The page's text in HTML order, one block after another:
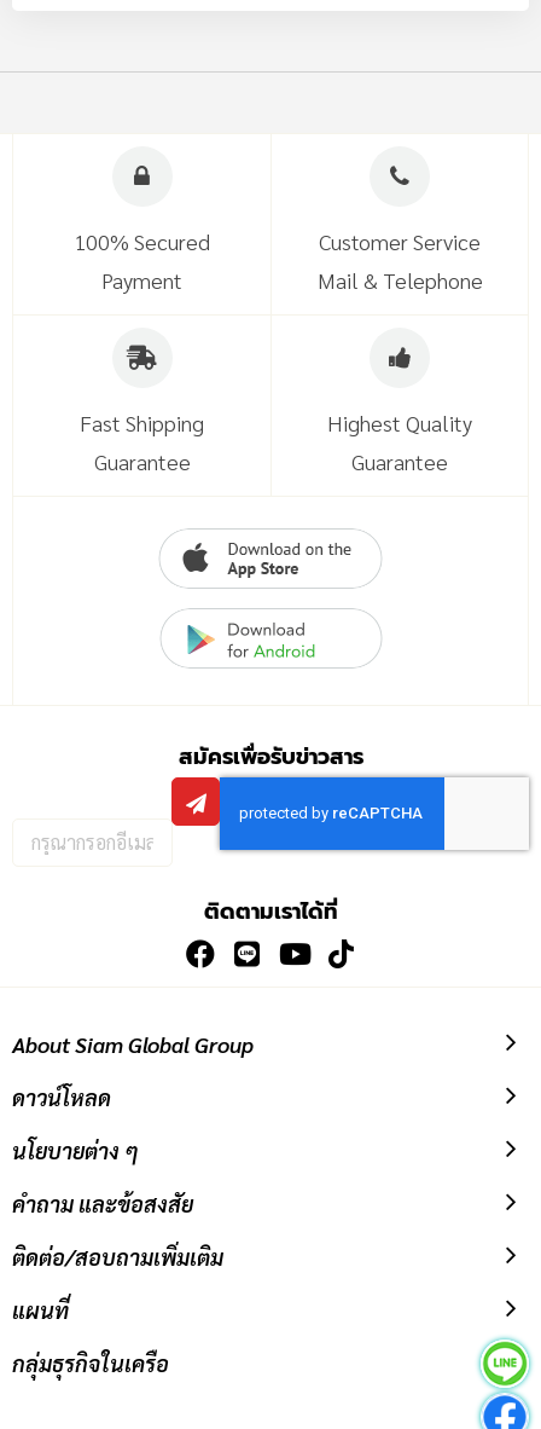
100% Secured
Payment
Customer Service
Mail & Telephone
Fast Shipping
Guarantee
Highest Quality
Guarantee
สมัครเพื่อรับข่าวสาร
กรอก
อีเมล
ติดตามเราได้ที่
About Siam Global Group
ดาวน์โหลด
นโยบายต่าง ๆ
คำถาม และข้อสงสัย
ติดต่อ/สอบถามเพิ่มเติม
แผนที่
กลุ่มธุรกิจในเครือ